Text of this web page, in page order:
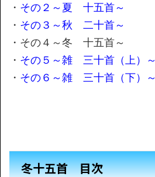
・ その２～夏 十五首～
・ その３～秋 二十首～
・その４～冬 十五首～
・ その５～雑 三十首（上）～
・ その６～雑 三十首（下）～
冬十五首 目次